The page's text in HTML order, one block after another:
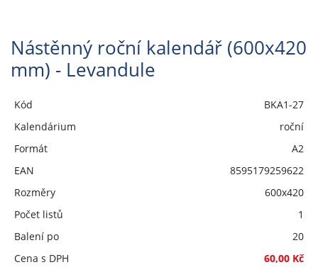
Nástěnný roční kalendář (600x420
mm) - Levandule
Kód
BKA1-27
Kalendárium
roční
Formát
A2
EAN
8595179259622
Rozměry
600x420
Počet listů
1
Balení po
20
Cena s DPH
60,00 Kč